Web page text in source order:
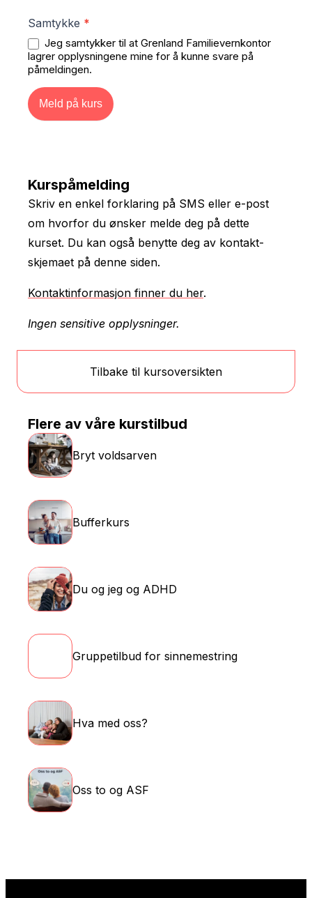
Samtykke *
lagrer opplysningene mine for å kunne svare på
påmeldingen.
Meld på kurs
Kurspåmelding
Skriv en enkel forklaring på SMS eller e-post
om hvorfor du ønsker melde deg på dette
kurset. Du kan også benytte deg av kontakt­
skjemaet på denne siden.
Kontaktinformasjon finner du her.
Ingen sensitive opplysninger.
Tilbake til kursoversikten
Flere av våre kurstilbud
Bryt voldsarven
Bufferkurs
Du og jeg og ADHD
Gruppetilbud for sinnemestring
Hva med oss?
Oss to og ASF